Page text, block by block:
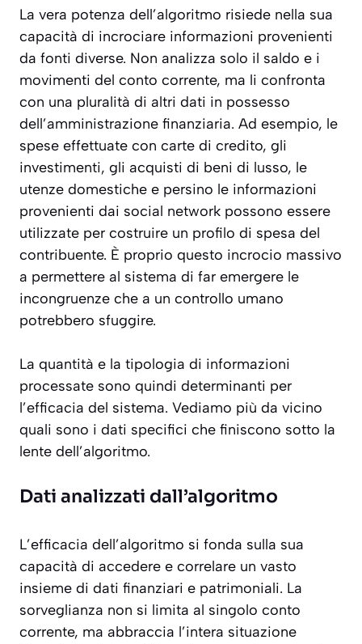
La vera potenza dell’algoritmo risiede nella sua
capacità di incrociare informazioni provenienti
da fonti diverse. Non analizza solo il saldo e i
movimenti del conto corrente, ma li confronta
con una pluralità di altri dati in possesso
dell’amministrazione finanziaria. Ad esempio, le
spese effettuate con carte di credito, gli
investimenti, gli acquisti di beni di lusso, le
utenze domestiche e persino le informazioni
provenienti dai social network possono essere
utilizzate per costruire un profilo di spesa del
contribuente. È proprio questo incrocio massivo
a permettere al sistema di far emergere le
incongruenze che a un controllo umano
potrebbero sfuggire.
La quantità e la tipologia di informazioni
processate sono quindi determinanti per
l’efficacia del sistema. Vediamo più da vicino
quali sono i dati specifici che finiscono sotto la
lente dell’algoritmo.
Dati analizzati dall’algoritmo
L’efficacia dell’algoritmo si fonda sulla sua
capacità di accedere e correlare un vasto
insieme di dati finanziari e patrimoniali. La
sorveglianza non si limita al singolo conto
corrente, ma abbraccia l’intera situazione